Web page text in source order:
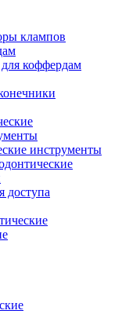
клампов
коффердам
инструменты
доступа